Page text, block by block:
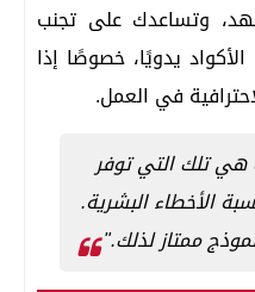
وتساعدك على تجنب
يدويًا، خصوصًا إذا
في العمل.
هي تلك التي توفر
الأخطاء البشرية.
ممتاز لذلك."